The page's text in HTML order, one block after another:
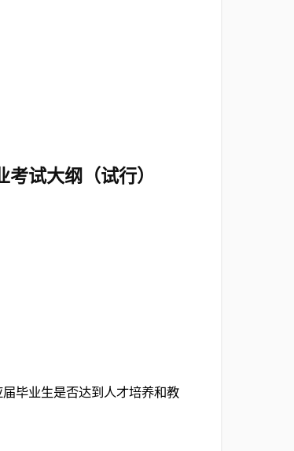
试大纲（试行）
毕业生是否达到人才培养和教